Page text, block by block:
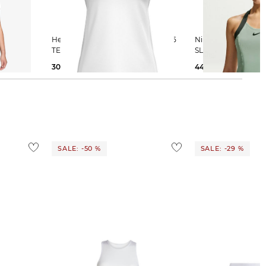
Head | Damen Tennistop CLUB 25
TECH TANK TOP
30,00 €
Nike | Damen Tanktop NIKECOURT
SLAM
44,99 €
69,99 €
SALE: -50 % SALE: -29 %